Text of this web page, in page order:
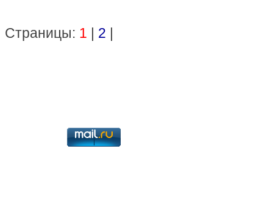
Страницы: 1 | 2 |